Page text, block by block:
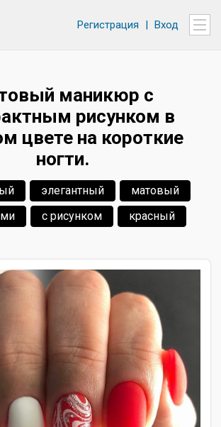
Регистрация | Вход
маникюр с
рисунком в
цвете на короткие
ногти.
элегантный
матовый
с рисунком красный